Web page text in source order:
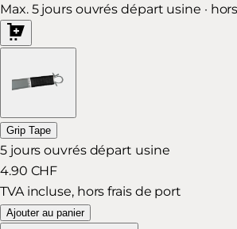
Max. 5 jours ouvrés départ usine ·
Grip Tape
5 jours ouvrés départ usine
4.90 CHF
TVA incluse, hors frais de port
Ajouter au panier